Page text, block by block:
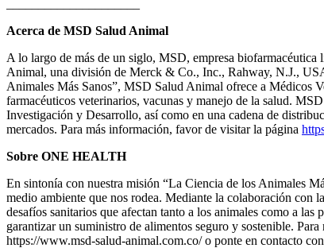
Acerca de MSD Salud Animal
A lo largo de más de un siglo, MSD, empresa biofarmacéutica
Animal, una división de Merck & Co., Inc., Rahway, N.J.,
Animales Más Sanos”, MSD Salud Animal ofrece a Médicos
farmacéuticos veterinarios, vacunas y manejo de la salud.
Investigación y Desarrollo, así como en una cadena de
mercados. Para más información, favor de visitar la página
Sobre ONE HEALTH
En sintonía con nuestra misión “La Ciencia de los Animales
medio ambiente que nos rodea. Mediante la colaboración con
desafíos sanitarios que afectan tanto a los animales como a
garantizar un suministro de alimentos seguro y sostenible.
https://www.msd-salud-animal.com.co/ o ponte en contacto